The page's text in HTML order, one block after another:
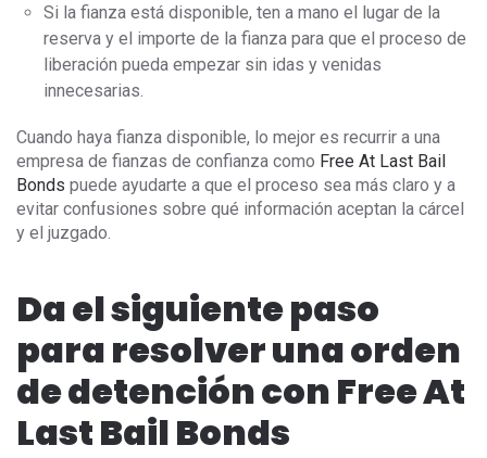
Si la fianza está disponible, ten a mano el lugar de la
reserva y el importe de la fianza para que el proceso de
liberación pueda empezar sin idas y venidas
innecesarias.
Cuando haya fianza disponible, lo mejor es recurrir a una
empresa de fianzas de confianza como Free At Last Bail
Bonds puede ayudarte a que el proceso sea más claro y a
evitar confusiones sobre qué información aceptan la cárcel
y el juzgado.
Da el siguiente paso
para resolver una orden
de detención con Free At
Last Bail Bonds